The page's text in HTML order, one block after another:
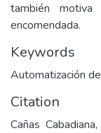
también
encomendada.
Keywords
Automatización
Citation
Cañas